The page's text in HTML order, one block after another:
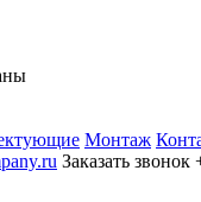
Монтаж
Заказать звонок